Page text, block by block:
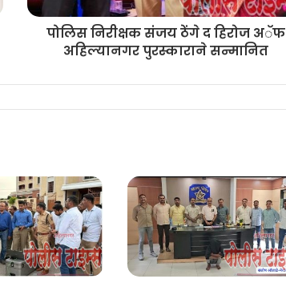
पोलिस निरीक्षक संजय ठेंगे द हिरोज अॅफ
अहिल्यानगर पुरस्काराने सन्मानित